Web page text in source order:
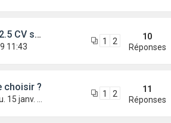
suffirait?
11:43
10
Réponses
1 2
choisir ?
janv. 2015 22:13
11
Réponses
1 2